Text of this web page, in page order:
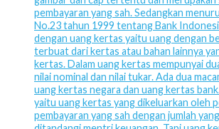
pembayaran yang sah. Sedangkan
No.23 tahun 1999 tentang Bank
dengan uang kertas yaitu uang dengan
terbuat dari kertas atau bahan lainnya
kertas. Dalam uang kertas mempunyai
nilai nominal dan nilai tukar. Ada dua
uang kertas negara dan uang kertas
yaitu uang kertas yang dikeluarkan oleh
pembayaran yang sah dengan jumlah